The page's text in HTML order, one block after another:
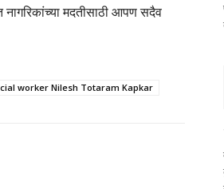
मदतीसाठी आपण सदैव
worker Nilesh Totaram Kapkar